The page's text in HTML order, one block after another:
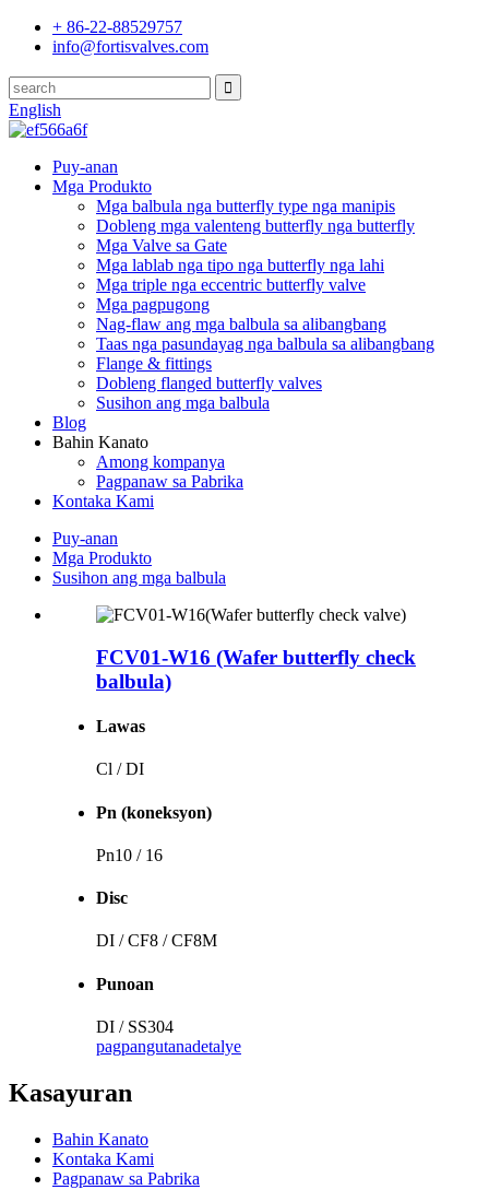
+ 86-22-88529757
info@fortisvalves.com
English
Puy-anan
Mga Produkto
Mga balbula nga butterfly type nga manipis
Dobleng mga valenteng butterfly nga butterfly
Mga Valve sa Gate
Mga lablab nga tipo nga butterfly nga lahi
Mga triple nga eccentric butterfly valve
Mga pagpugong
Nag-flaw ang mga balbula sa alibangbang
Taas nga pasundayag nga balbula sa alibangbang
Flange & fittings
Dobleng flanged butterfly valves
Susihon ang mga balbula
Blog
Bahin Kanato
Among kompanya
Pagpanaw sa Pabrika
Kontaka Kami
Puy-anan
Mga Produkto
Susihon ang mga balbula
FCV01-W16 (Wafer butterfly check
balbula)
Lawas
Cl / DI
Pn (koneksyon)
Pn10 / 16
Disc
DI / CF8 / CF8M
Punoan
DI / SS304
pagpangutanadetalye
Kasayuran
Bahin Kanato
Kontaka Kami
Pagpanaw sa Pabrika